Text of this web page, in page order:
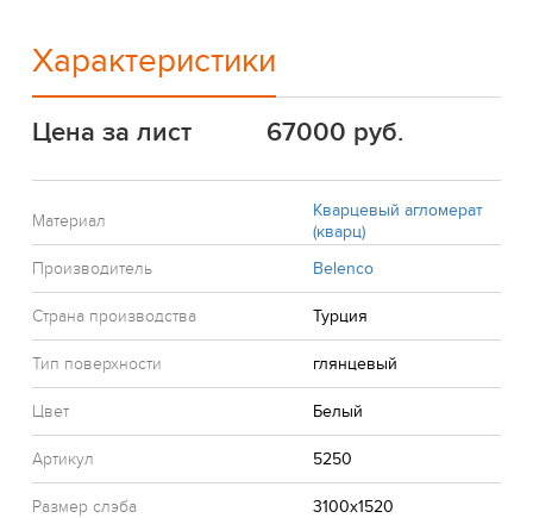
Характеристики
Цена за лист 67000 руб.
Материал
Кварцевый агломерат
(кварц)
Производитель
Belenco
Страна производства Турция
Тип поверхности глянцевый
Цвет Белый
Артикул 5250
Размер слэба 3100x1520